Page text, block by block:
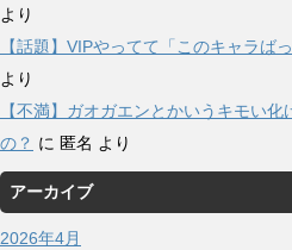
より
【話題】VIPやってて「このキャラば
より
【不満】ガオガエンとかいうキモい
の？ に 匿名 より
アーカイブ
2026年4月